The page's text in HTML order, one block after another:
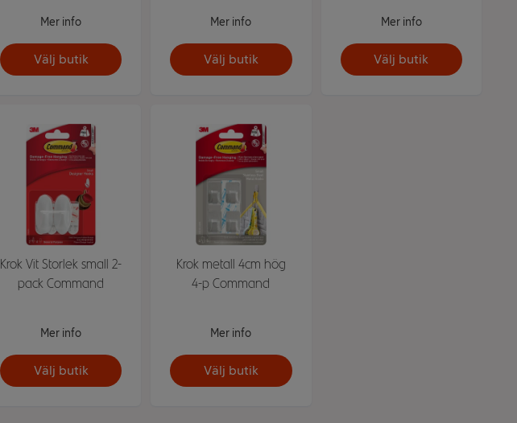
Mer info
Välj butik
Mer info
Välj butik
Mer info
Välj butik
Krok Vit Storlek small 2-
pack Command
Mer info
Välj butik
Krok metall 4cm hög
4-p Command
Mer info
Välj butik